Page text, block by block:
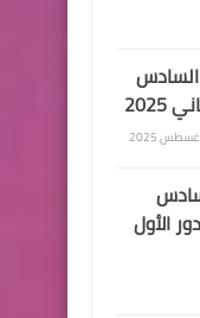
السادس
2025 الدور الأول